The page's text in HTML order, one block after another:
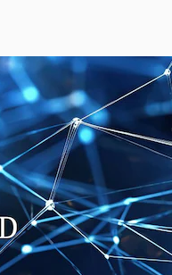
Начать
Academy
Документация по
Пакету ИИ
Служба
поддержки
Цены
О